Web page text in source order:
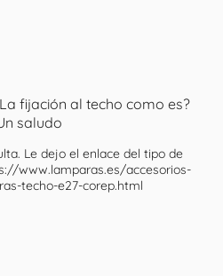
fijación al techo como es?
saludo
Le dejo el enlace del tipo de
www.lamparas.es/accesorios-
techo-e27-corep.html